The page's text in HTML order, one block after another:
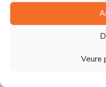
Veure
© Copyright Piùbella
Creative